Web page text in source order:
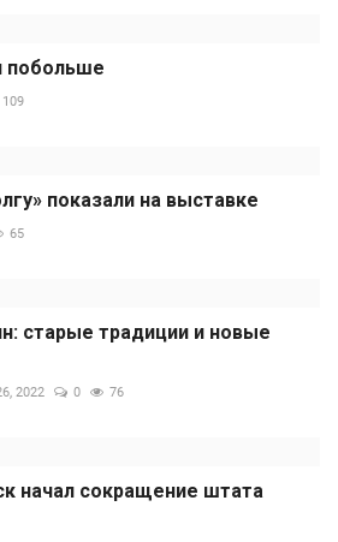
побольше
109
показали на выставке
65
старые традиции и новые
2022 0 76
начал сокращение штата